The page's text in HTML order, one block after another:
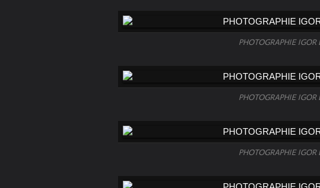
PHOTOGRAPHIE IGOR
PHOTOGRAPHIE IGOR
PHOTOGRAPHIE IGOR